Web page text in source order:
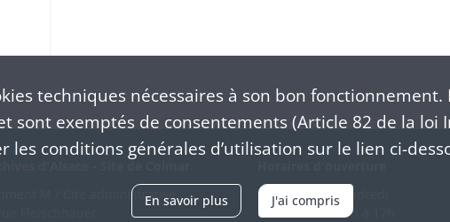
M / Cité administrative
Du mardi au vendredi
en continu de 9h à 17h
techniques nécessaires à son bon
sont exemptés de consentements (Article 82 de la loi
les conditions générales d’utilisation sur le lien ci-
En savoir plus J'ai compris